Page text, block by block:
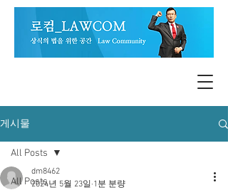
게시물
All Posts
All Posts
dm8462
2024년 5월 23일 1분 분량